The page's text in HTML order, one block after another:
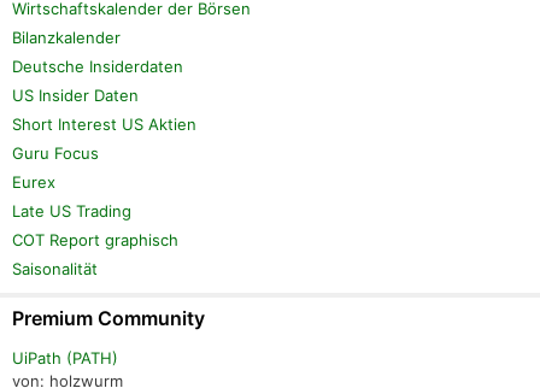
Wirtschaftskalender der Börsen
Bilanzkalender
Deutsche Insiderdaten
US Insider Daten
Short Interest US Aktien
Guru Focus
Eurex
Late US Trading
COT Report graphisch
Saisonalität
Premium Community
UiPath (PATH)
von: holzwurm